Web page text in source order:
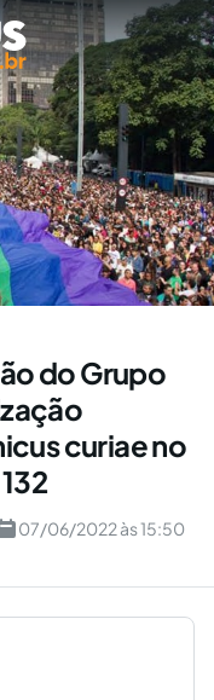
do Grupo
curiae no
07/06/2022 às 15:50